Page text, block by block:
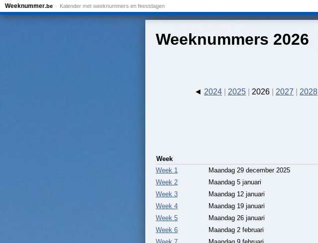
Weeknummer.be Kalender met weeknummers en feestdagen
Weeknummers 2026
2024 2025 2026 2027 2028
Week
Week 1
Maandag 29 december 2025
Week 2
Maandag 5 januari
Week 3
Maandag 12 januari
Week 4
Maandag 19 januari
Week 5
Maandag 26 januari
Week 6
Maandag 2 februari